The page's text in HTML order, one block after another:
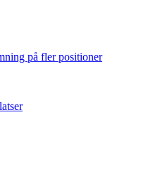
på fler positioner